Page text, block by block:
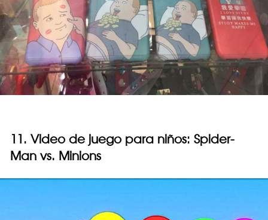
11. Video de juego para niños: Spider-
Man vs. Minions